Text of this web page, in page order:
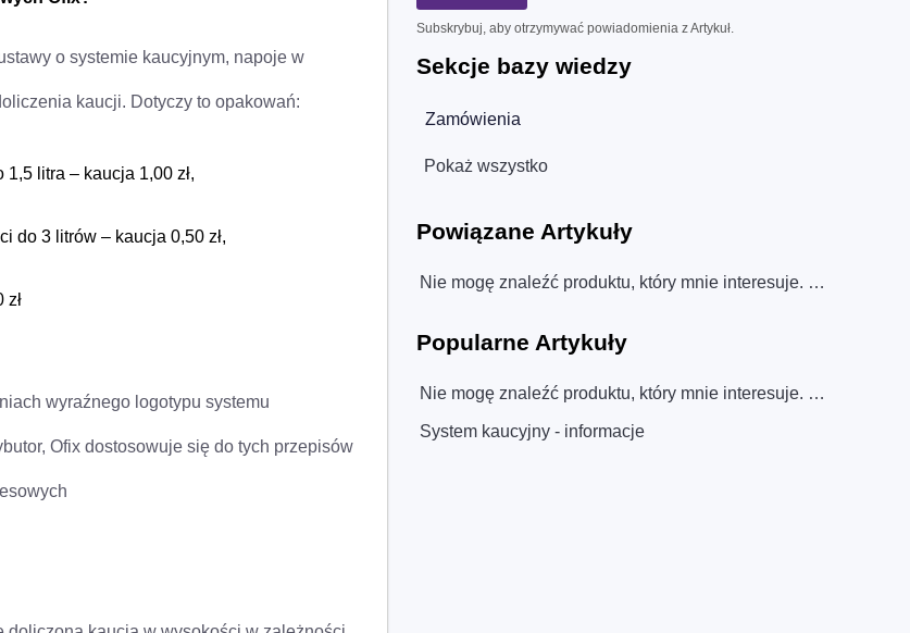
o systemie kaucyjnym, napoje w
kaucji. Dotyczy to opakowań:
1,5 litra – kaucja 1,00 zł,
do 3 litrów – kaucja 0,50 zł,
zł
wyraźnego logotypu systemu
Ofix dostosowuje się do tych przepisów
Subskrybuj, aby otrzymywać powiadomienia z Artykuł.
Sekcje bazy wiedzy
Zamówienia
Pokaż wszystko
Powiązane Artykuły
Nie mogę znaleźć produktu, który mnie interesuje. Jak mogę go zamówić?
Popularne Artykuły
Nie mogę znaleźć produktu, który mnie interesuje. Jak mogę go zamówić?
System kaucyjny - informacje